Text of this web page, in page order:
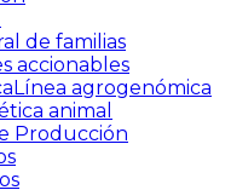
de familias
accionables
Línea agrogenómica
animal
Producción